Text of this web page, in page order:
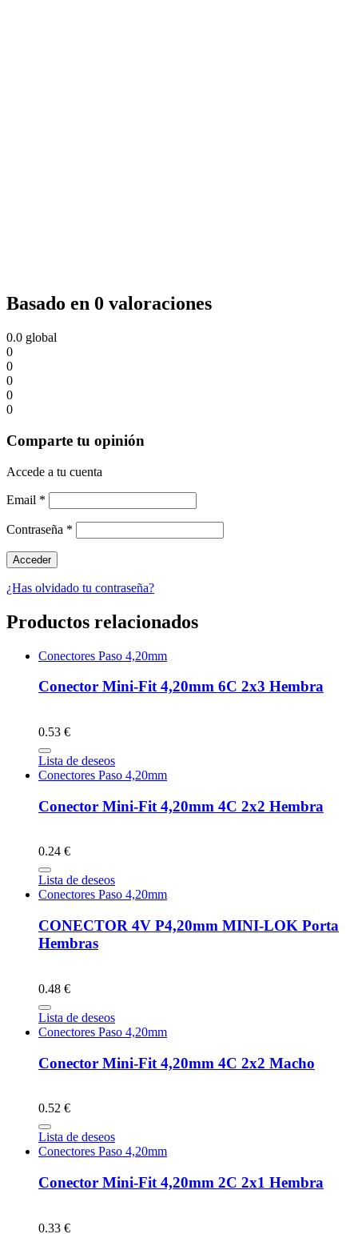
Basado en 0 valoraciones
0.0 global
0
0
0
0
0
Comparte tu opinión
Accede a tu cuenta
Email *
Contraseña *
¿Has olvidado tu contraseña?
Productos relacionados
Conectores Paso 4,20mm
Conector Mini-Fit 4,20mm 6C 2x3 Hembra
0.53 €
Lista de deseos
Conectores Paso 4,20mm
Conector Mini-Fit 4,20mm 4C 2x2 Hembra
0.24 €
Lista de deseos
Conectores Paso 4,20mm
CONECTOR 4V P4,20mm MINI-LOK Porta
Hembras
0.48 €
Lista de deseos
Conectores Paso 4,20mm
Conector Mini-Fit 4,20mm 4C 2x2 Macho
0.52 €
Lista de deseos
Conectores Paso 4,20mm
Conector Mini-Fit 4,20mm 2C 2x1 Hembra
0.33 €